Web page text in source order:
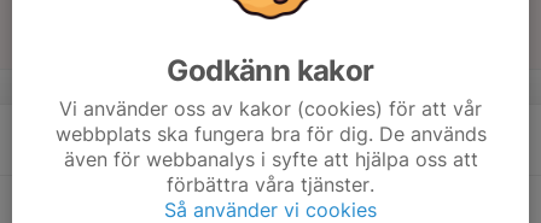
v.3
Godkänn kakor
Vi använder oss av kakor (cookies) för att vår
webbplats ska fungera bra för dig. De används
även för webbanalys i syfte att hjälpa oss att
förbättra våra tjänster.
Så använder vi cookies